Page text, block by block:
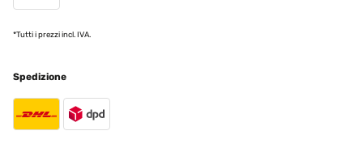
*Tutti i prezzi incl. IVA.
Spedizione